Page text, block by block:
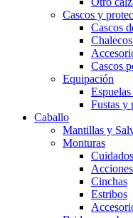
Cascos y
Cascos
Cascos
Equipación
Fustas y
Caballo
Mantillas y
Monturas
Acciones
Cinchas
Estribos